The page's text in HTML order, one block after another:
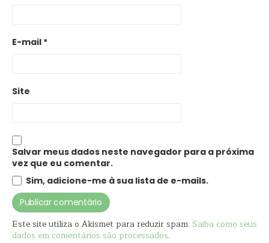
E-mail *
Site
Salvar meus dados neste navegador para a próxima
vez que eu comentar.
Sim, adicione-me à sua lista de e-mails.
Este site utiliza o Akismet para reduzir spam. Saiba como seus
dados em comentários são processados.